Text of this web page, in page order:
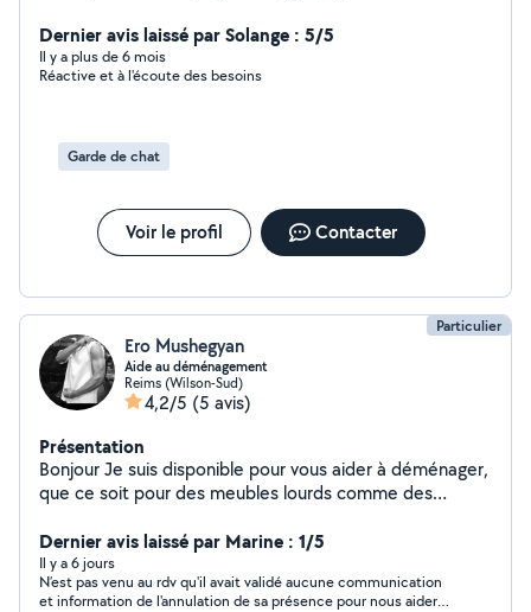
vos courses Garde d'enfants Monter vos meubles Vous
aider pour un déménagement Garde d'animaux (Chiens
et Chats) Petits travaux et bricolage Et bien d'autres
contacter. Je m'adapte à vos demandes et je fais
toujours le maximum pour que vous soyez satisfait.
Dernier avis laissé par Solange : 5/5
Il y a plus de 6 mois
Réactive et à l'écoute des besoins
Garde de chat
Voir le profil Contacter
Particulier
Ero Mushegyan
Aide au déménagement
Reims (Wilson-Sud)
4,2/5 (5 avis)
Présentation
Bonjour Je suis disponible pour vous aider à déménager,
que ce soit pour des meubles lourds comme des
Sérieux, motivé et soigneux je travaille avec attention et
efficacité.
Dernier avis laissé par Marine : 1/5
Il y a 6 jours
N’est pas venu au rdv qu'il avait validé aucune communication
et information de l'annulation de sa présence pour nous aider